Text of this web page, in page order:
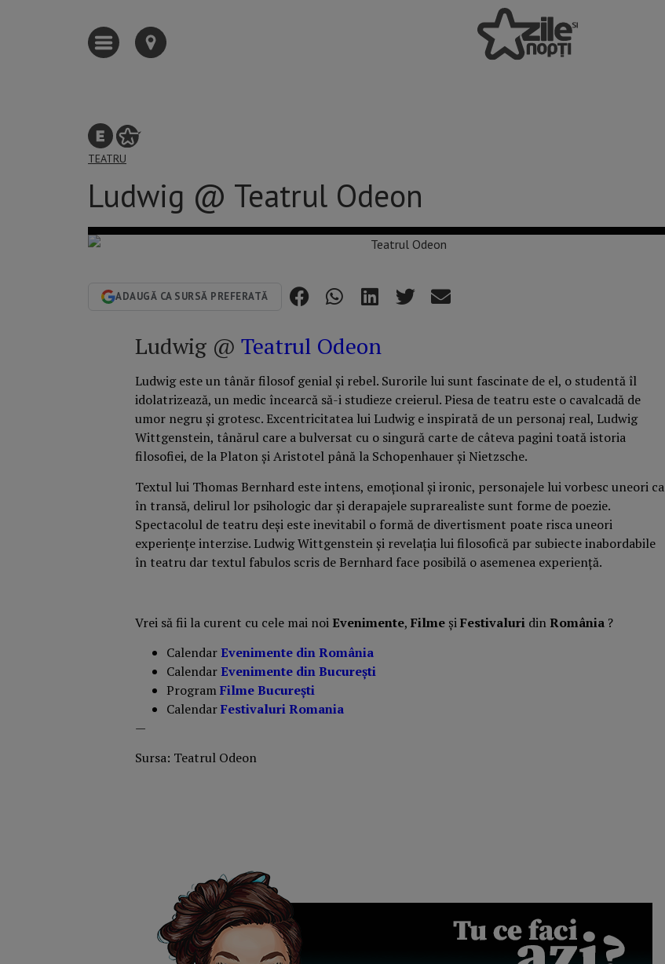
TEATRU
Ludwig @ Teatrul Odeon
ADAUGĂ CA SURSĂ PREFERATĂ
Ludwig @ Teatrul Odeon
Ludwig este un tânăr filosof genial și rebel. Surorile lui sunt fascinate de el, o studentă îl
idolatrizează, un medic încearcă să-i studieze creierul. Piesa de teatru este o cavalcadă de
umor negru și grotesc. Excentricitatea lui Ludwig e inspirată de un personaj real, Ludwig
Wittgenstein, tânărul care a bulversat cu o singură carte de câteva pagini toată istoria
filosofiei, de la Platon și Aristotel până la Schopenhauer și Nietzsche.
Textul lui Thomas Bernhard este intens, emoțional și ironic, personajele lui vorbesc uneori ca
în transă, delirul lor psihologic dar și derapajele suprarealiste sunt forme de poezie.
Spectacolul de teatru deși este inevitabil o formă de divertisment poate risca uneori
experiențe interzise. Ludwig Wittgenstein și revelația lui filosofică par subiecte inabordabile
în teatru dar textul fabulos scris de Bernhard face posibilă o asemenea experiență.
Vrei să fii la curent cu cele mai noiEvenimente, Filme șiFestivaluri dinRomânia ?
CalendarEvenimente din România
CalendarEvenimente din București
ProgramFilme București
CalendarFestivaluri Romania
—
Sursa: Teatrul Odeon